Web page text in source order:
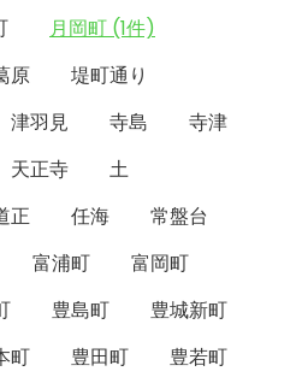
月岡町 (1件)
原
堤町通り
津羽見 寺島
寺津
天正寺
土
正 任海
常盤台
富浦町
富岡町
豊島町
豊城新町
町 豊田町
豊若町